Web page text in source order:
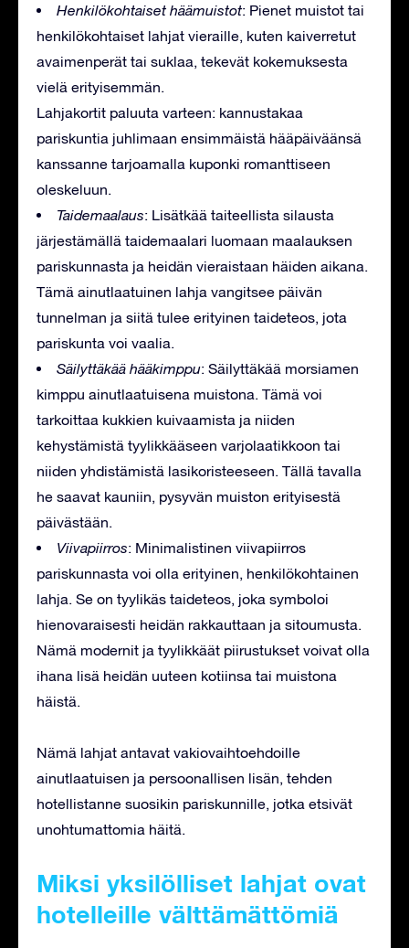
Henkilökohtaiset häämuistot: Pienet muistot tai
henkilökohtaiset lahjat vieraille, kuten kaiverretut
avaimenperät tai suklaa, tekevät kokemuksesta
vielä erityisemmän.
Lahjakortit paluuta varteen: kannustakaa
pariskuntia juhlimaan ensimmäistä hääpäiväänsä
kanssanne tarjoamalla kuponki romanttiseen
oleskeluun.
Taidemaalaus: Lisätkää taiteellista silausta
järjestämällä taidemaalari luomaan maalauksen
pariskunnasta ja heidän vieraistaan häiden aikana.
Tämä ainutlaatuinen lahja vangitsee päivän
tunnelman ja siitä tulee erityinen taideteos, jota
pariskunta voi vaalia.
Säilyttäkää hääkimppu: Säilyttäkää morsiamen
kimppu ainutlaatuisena muistona. Tämä voi
tarkoittaa kukkien kuivaamista ja niiden
kehystämistä tyylikkääseen varjolaatikkoon tai
niiden yhdistämistä lasikoristeeseen. Tällä tavalla
he saavat kauniin, pysyvän muiston erityisestä
päivästään.
Viivapiirros: Minimalistinen viivapiirros
pariskunnasta voi olla erityinen, henkilökohtainen
lahja. Se on tyylikäs taideteos, joka symboloi
hienovaraisesti heidän rakkauttaan ja sitoumusta.
Nämä modernit ja tyylikkäät piirustukset voivat olla
ihana lisä heidän uuteen kotiinsa tai muistona
häistä.
Nämä lahjat antavat vakiovaihtoehdoille
ainutlaatuisen ja persoonallisen lisän, tehden
hotellistanne suosikin pariskunnille, jotka etsivät
unohtumattomia häitä.
Miksi yksilölliset lahjat ovat
hotelleille välttämättömiä